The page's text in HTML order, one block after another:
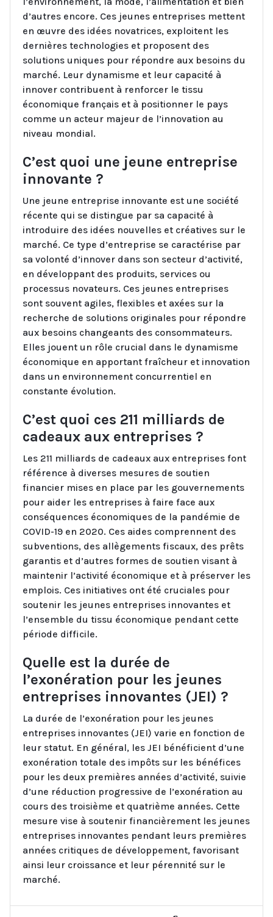
d’autres encore. Ces jeunes entreprises mettent
en œuvre des idées novatrices, exploitent les
dernières technologies et proposent des
solutions uniques pour répondre aux besoins du
marché. Leur dynamisme et leur capacité à
innover contribuent à renforcer le tissu
économique français et à positionner le pays
comme un acteur majeur de l’innovation au
niveau mondial.
C’est quoi une jeune entreprise
innovante ?
Une jeune entreprise innovante est une société
récente qui se distingue par sa capacité à
introduire des idées nouvelles et créatives sur le
marché. Ce type d’entreprise se caractérise par
sa volonté d’innover dans son secteur d’activité,
en développant des produits, services ou
processus novateurs. Ces jeunes entreprises
sont souvent agiles, flexibles et axées sur la
recherche de solutions originales pour répondre
aux besoins changeants des consommateurs.
Elles jouent un rôle crucial dans le dynamisme
économique en apportant fraîcheur et innovation
dans un environnement concurrentiel en
constante évolution.
C’est quoi ces 211 milliards de
cadeaux aux entreprises ?
Les 211 milliards de cadeaux aux entreprises font
référence à diverses mesures de soutien
financier mises en place par les gouvernements
pour aider les entreprises à faire face aux
conséquences économiques de la pandémie de
COVID-19 en 2020. Ces aides comprennent des
subventions, des allègements fiscaux, des prêts
garantis et d’autres formes de soutien visant à
maintenir l’activité économique et à préserver les
emplois. Ces initiatives ont été cruciales pour
soutenir les jeunes entreprises innovantes et
l’ensemble du tissu économique pendant cette
période difficile.
Quelle est la durée de
l’exonération pour les jeunes
entreprises innovantes (JEI) ?
La durée de l’exonération pour les jeunes
entreprises innovantes (JEI) varie en fonction de
leur statut. En général, les JEI bénéficient d’une
exonération totale des impôts sur les bénéfices
pour les deux premières années d’activité, suivie
d’une réduction progressive de l’exonération au
cours des troisième et quatrième années. Cette
mesure vise à soutenir financièrement les jeunes
entreprises innovantes pendant leurs premières
années critiques de développement, favorisant
ainsi leur croissance et leur pérennité sur le
marché.